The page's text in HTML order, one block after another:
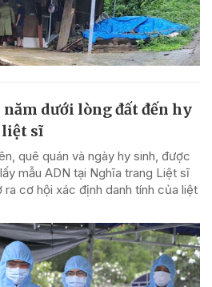
dưới lòng đất đến hy
liệt sĩ
quê quán và ngày hy sinh, được
mẫu ADN tại Nghĩa trang Liệt sĩ
ra cơ hội xác định danh tính của liệt